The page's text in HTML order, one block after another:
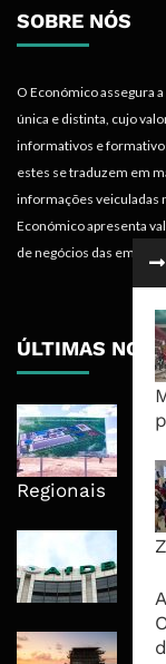
SOBRE NÓS
O Económico assegura
única e distinta, cujo
informativos e
estes se traduzem em
informações veiculadas
Económico apresenta
de negócios das
ÚLTIMAS
Regionais